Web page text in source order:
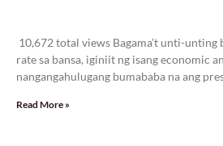
10,672 total views Bagama’t unti-unting
rate sa bansa, iginiit ng isang economic
nangangahulugang bumababa na ang
Read More »